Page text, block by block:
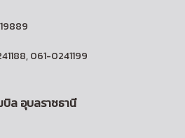
061-0241199
บิล อุบลราชธานี